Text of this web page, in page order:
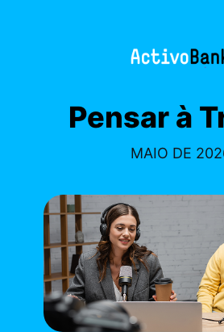
Pensar à
MAIO DE